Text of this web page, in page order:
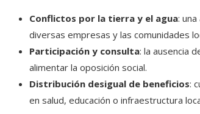
Conflictos por la tierra y el agua:
diversas empresas y las comunidades
Participación y consulta: la ausencia
alimentar la oposición social.
Distribución desigual de beneficios:
en salud, educación o infraestructura